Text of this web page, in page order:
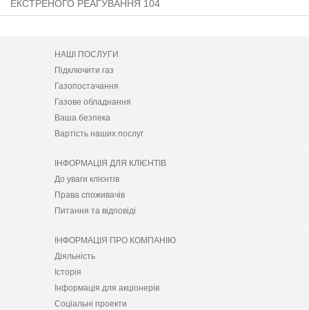
ЕКСТРЕНОГО РЕАГУВАННЯ 104
НАШІ ПОСЛУГИ
Підключити газ
Газопостачання
Газове обладнання
Ваша безпека
Вартість наших послуг
ІНФОРМАЦІЯ ДЛЯ КЛІЄНТІВ
До уваги клієнтів
Права споживачів
Питання та відповіді
ІНФОРМАЦІЯ ПРО КОМПАНІЮ
Діяльність
Історія
Інформація для акціонерів
Соціальні проекти